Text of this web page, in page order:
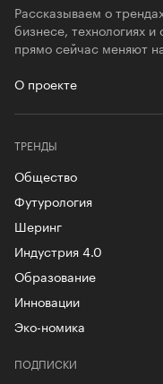
Рассказываем о
бизнесе, технологиях
прямо сейчас меняют
О проекте
ТРЕНДЫ
Общество
Футурология
Шеринг
Индустрия 4.0
Образование
Инновации
Эко-номика
ПОДПИСКИ